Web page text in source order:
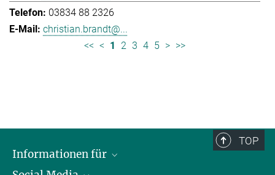
03834 88 2326
christian.brandt@...
<< < 1 2 3 4 5 > >>
TOP
Informationen für